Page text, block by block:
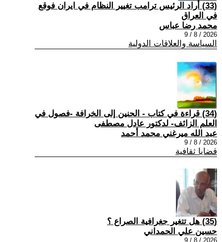
(33) أراد الرئيس ترامب تغيير النظام في ايران فوقع
في العراق
محمد رضا عباس
2026 / 8 / 9
السياسة والعلاقات الدولية
(34) قراءة في كتاب - الحنين إلى الخرافة -فصول في
العلم الزائف- لدكتور عادل مصطفى
عبد الله ميرغني محمد أحمد
2026 / 8 / 9
قضايا ثقافية
(35) هل تتغير جغرافية الصراع ؟
حسين علي الحمداني
2026 / 8 / 9